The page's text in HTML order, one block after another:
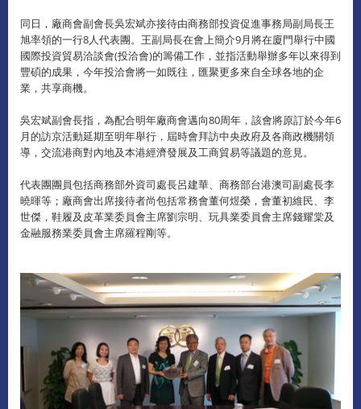
同日，廠商會副會長吳宏斌亦接待由商務部投資促進事務局副局長王
旭率領的一行8人代表團。王副局長在會上簡介9月將在廈門舉行中國
國際投資貿易洽談會(投洽會)的籌備工作，並指活動舉辦多年以來得到
豐碩的成果，今年投洽會將一如既往，匯聚更多來自全球各地的企
業，共享商機。
吳宏斌副會長指，為配合明年廠商會邁向80周年，該會將原訂於今年6
月的訪京活動延期至明年舉行，屆時會拜訪中央政府及各商政機關領
導，交流港商對內地及本港經濟發展及工商貿易等議題的意見。
代表團團員包括商務部外資司處長呂建華、商務部台港澳司副處長李
曉暉等；廠商會出席接待者尚包括常務會董何煜榮，會董初維民、李
世傑，鞋履及皮革業委員會主席劉宗明、玩具業委員會主席錢耀棠及
金融服務業委員會主席羅程剛等。